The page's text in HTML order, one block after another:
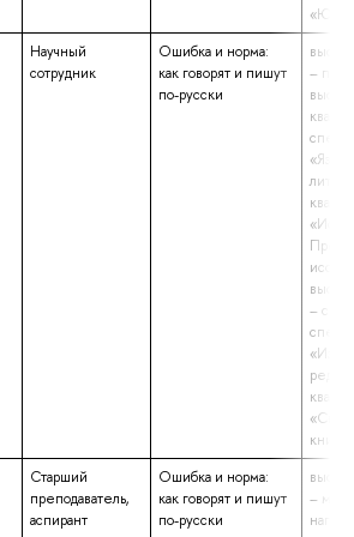
Научный
сотрудник
Ошибка и норма:
как говорят и пишут
по-русски
–
–
Старший
преподаватель,
аспирант
Ошибка и норма:
как говорят и пишут
по-русски
–